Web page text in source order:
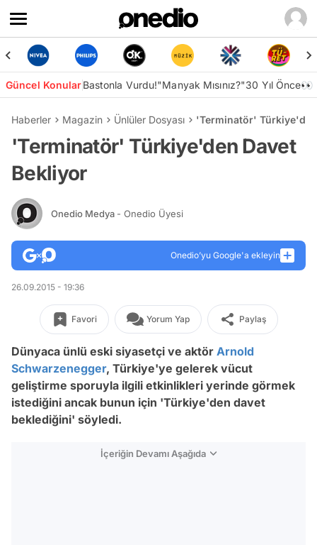
Güncel KonularBastonla Vurdu!"Manyak Mısınız?"30 Yıl Önce👀
Haberler Magazin Ünlüler Dosyası 'Terminatör'
'Terminatör' Türkiye'den Davet
Bekliyor
Onedio Medya - Onedio Üyesi
Onedio’yu Google'a ekleyin
26.09.2015 - 19:36
Favori Yorum Yap Paylaş
Dünyaca ünlü eski siyasetçi ve aktör Arnold
Schwarzenegger, Türkiye'ye gelerek vücut
geliştirme sporuyla ilgili etkinlikleri yerinde görmek
istediğini ancak bunun için 'Türkiye'den davet
beklediğini' söyledi.
İçeriğin Devamı Aşağıda